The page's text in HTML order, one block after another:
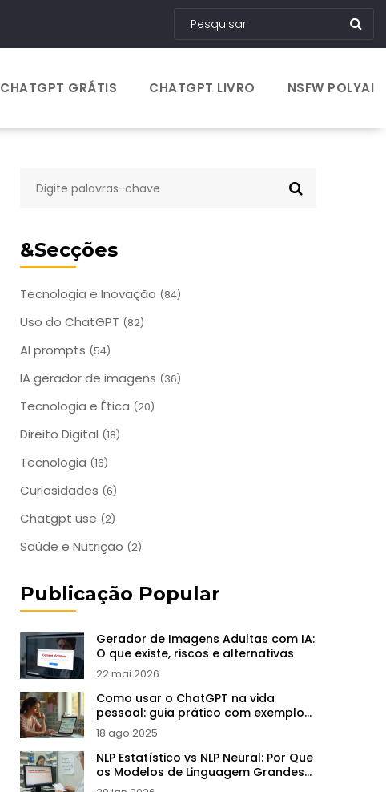
CHATGPT GRÁTIS CHATGPT LIVRO NSFW POLYAI
&Secções
Tecnologia e Inovação (84)
Uso do ChatGPT (82)
AI prompts (54)
IA gerador de imagens (36)
Tecnologia e Ética (20)
Direito Digital (18)
Tecnologia (16)
Curiosidades (6)
Chatgpt use (2)
Saúde e Nutrição (2)
Publicação Popular
Gerador de Imagens Adultas com IA:
O que existe, riscos e alternativas
22 mai 2026
Como usar o ChatGPT na vida
pessoal: guia prático com exemplos
e prompts
18 ago 2025
NLP Estatístico vs NLP Neural: Por Que
os Modelos de Linguagem Grandes
Reescreveram as Regras